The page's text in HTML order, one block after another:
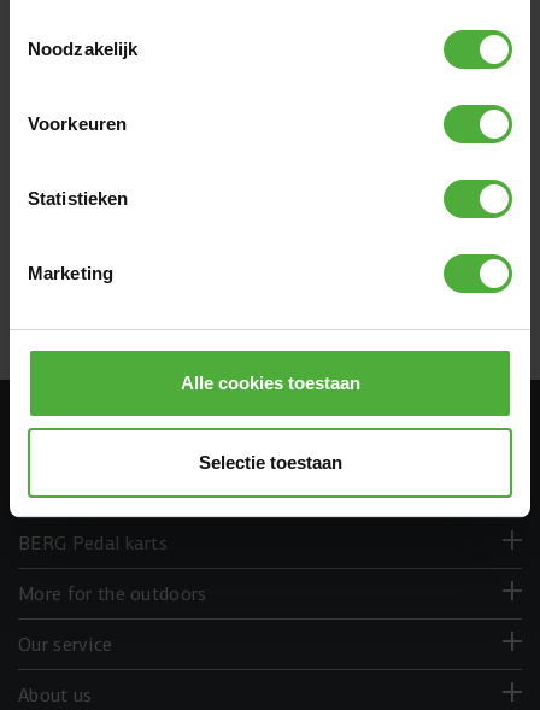
Noodzakelijk
Voorkeuren
Statistieken
Marketing
Alle cookies toestaan
Selectie toestaan
BERG Trampolines
BERG Pedal karts
More for the outdoors
Our service
About us